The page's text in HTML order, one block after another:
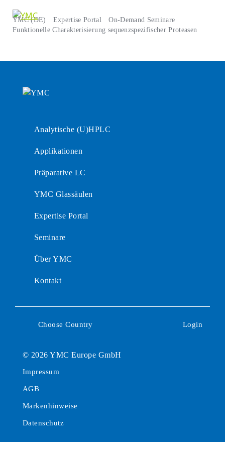
YMC (DE) Expertise Portal
On-Demand Seminare
Funktionelle Charakterisierung sequenzspezifischer Proteasen
Analytische (U)HPLC
Applikationen
Präparative LC
YMC Glassäulen
Expertise Portal
Seminare
Über YMC
Kontakt
© 2026 YMC Europe GmbH
Choose Country Login
Impressum
AGB
Markenhinweise
Datenschutz